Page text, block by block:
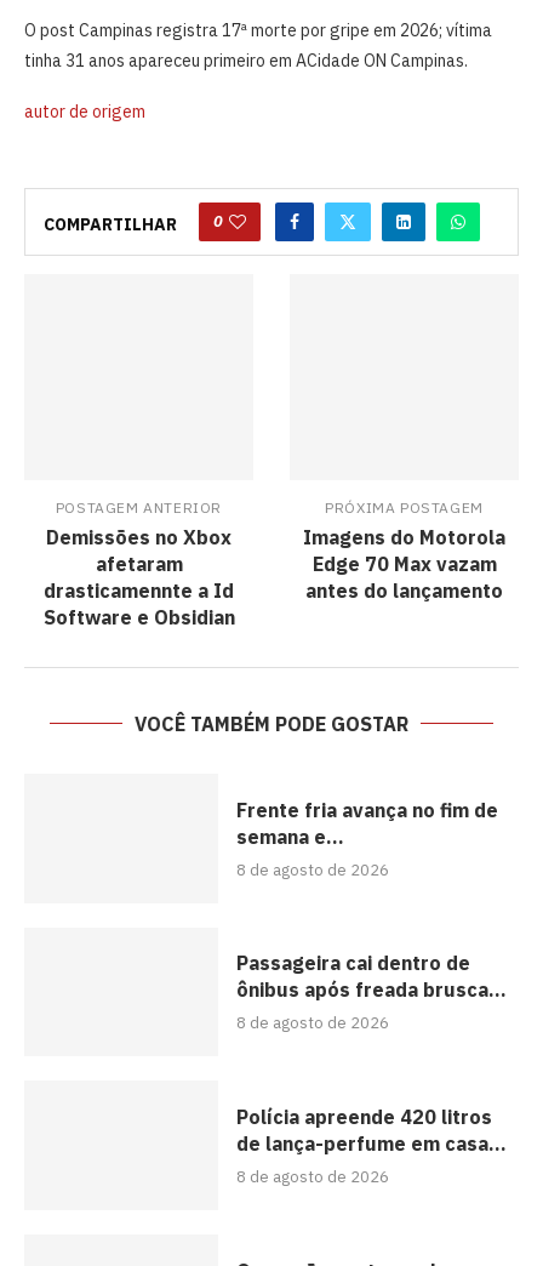
O post Campinas registra 17ª morte por gripe em 2026; vítima
tinha 31 anos apareceu primeiro em ACidade ON Campinas.
autor de origem
COMPARTILHAR 0
POSTAGEM ANTERIOR
Demissões no Xbox
afetaram
drasticamennte a Id
Software e Obsidian
PRÓXIMA POSTAGEM
Imagens do Motorola
Edge 70 Max vazam
antes do lançamento
VOCÊ TAMBÉM PODE GOSTAR
Frente fria avança no fim de
semana e...
8 de agosto de 2026
Passageira cai dentro de
ônibus após freada brusca...
8 de agosto de 2026
Polícia apreende 420 litros
de lança-perfume em casa...
8 de agosto de 2026